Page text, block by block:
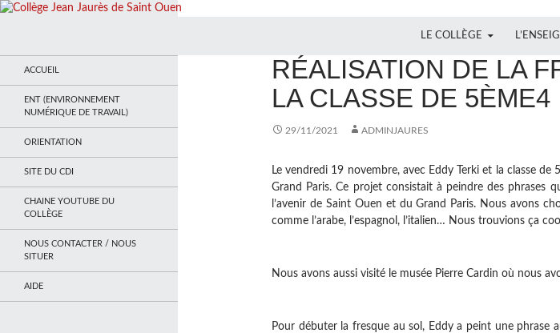
LE COLLÈGE
RÉALISATION DE LA
LA CLASSE DE 5ÈME4
29/11/2021 ADMINJAURES
Le vendredi 19 novembre, avec Eddy Terki et la classe de
Grand Paris. Ce projet consistait à peindre des phrases
l’avenir de Saint Ouen et du Grand
Paris. Nous avons
comme l’arabe, l’espagnol, l’italien… Nous trouvions ça
Nous avons aussi visité le musée Pierre Cardin où nous
Pour débuter la fresque au sol, Eddy a peint une phrase
ACCUEIL
ENT (ENVIRONNEMENT
NUMÉRIQUE DE TRAVAIL)
ORIENTATION
SITE DU CDI
CHAINE YOUTUBE DU
COLLÈGE
NOUS CONTACTER / NOUS
SITUER
AIDE